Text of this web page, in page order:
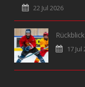
22 Jul 2026
17 Jul